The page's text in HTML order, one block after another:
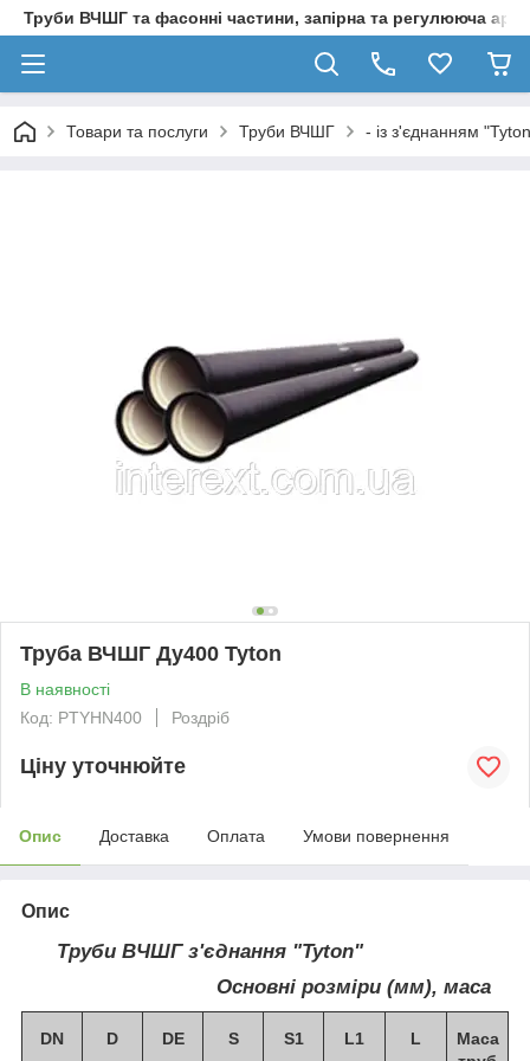
Труби ВЧШГ та фасонні частини, запірна та регулююча
Товари та послуги Труби ВЧШГ - із з'єднанням
Труба ВЧШГ Ду400 Tyton
В наявності
Код: PTYHN400
Роздріб
Ціну уточнюйте
Опис Доставка Оплата Умови повернення
Опис
Труби ВЧШГ з'єднання "Tyton"
Основні розміри (мм), маса
DN D DE S S1 L1 L
Маса